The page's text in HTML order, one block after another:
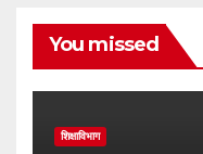
You missed
शिक्षाविभाग